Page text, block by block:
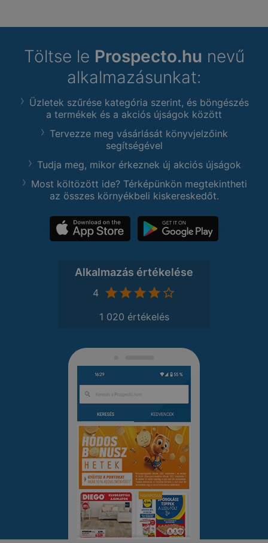
Töltse le Prospecto.hu nevű
alkalmazásunkat:
Üzletek szűrése kategória szerint, és böngészés
a termékek és a akciós újságok között
Tervezze meg vásárlását könyvjelzőink
segítségével
Tudja meg, mikor érkeznek új akciós újságok
Most költözött ide? Térképünkön megtekintheti
az összes környékbeli kiskereskedőt.
Alkalmazás értékelése
4
1 020 értékelés